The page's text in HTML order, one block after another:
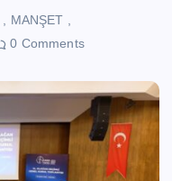
MANŞET
0 Comments